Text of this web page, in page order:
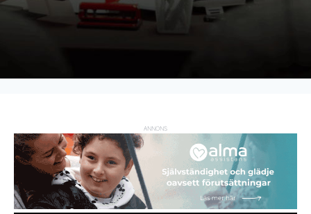
ANNONS